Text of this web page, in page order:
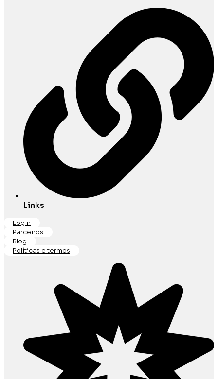
Links
Login
Parceiros
Blog
Políticas e termos